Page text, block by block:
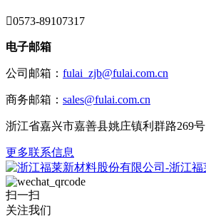
0573-89107317
电子邮箱
公司邮箱： fulai_zjb@fulai.com.cn
商务邮箱： sales@fulai.com.cn
浙江省嘉兴市嘉善县姚庄镇利群路269号
更多联系信息
扫一扫
关注我们